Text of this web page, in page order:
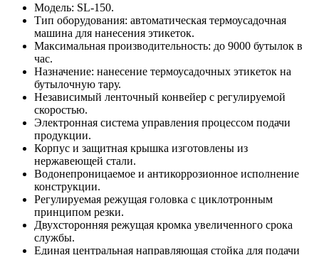
Модель: SL-150.
Тип оборудования: автоматическая термоусадочная
машина для нанесения этикеток.
Максимальная производительность: до 9000 бутылок в
час.
Назначение: нанесение термоусадочных этикеток на
бутылочную тару.
Независимый ленточный конвейер с регулируемой
скоростью.
Электронная система управления процессом подачи
продукции.
Корпус и защитная крышка изготовлены из
нержавеющей стали.
Водонепроницаемое и антикоррозионное исполнение
конструкции.
Регулируемая режущая головка с циклотронным
принципом резки.
Двухсторонняя режущая кромка увеличенного срока
службы.
Единая центральная направляющая стойка для подачи